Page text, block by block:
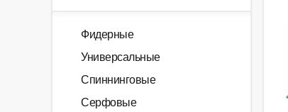
Фидерные
Универсальные
Спиннинговые
Серфовые